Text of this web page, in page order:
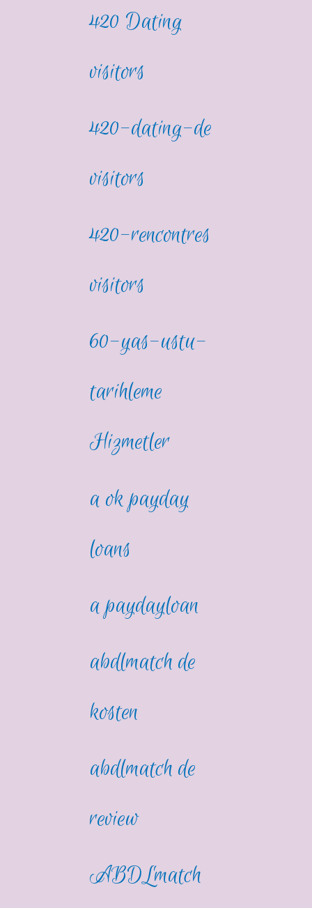
420 Dating
visitors
420-dating-de
visitors
420-rencontres
visitors
60-yas-ustu-
tarihleme
Hizmetler
a ok payday
loans
a paydayloan
abdlmatch de
kosten
abdlmatch de
review
ABDLmatch